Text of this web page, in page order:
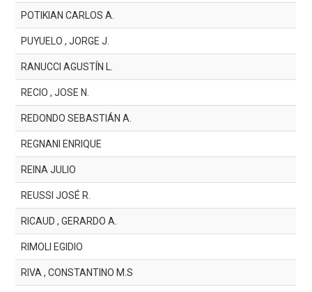
POTIKIAN CARLOS A.
PUYUELO , JORGE J.
RANUCCI AGUSTÍN L.
RECIO , JOSE N.
REDONDO SEBASTIÁN A.
REGNANI ENRIQUE
REINA JULIO
REUSSI JOSÉ R.
RICAUD , GERARDO A.
RIMOLI EGIDIO
RIVA , CONSTANTINO M.S